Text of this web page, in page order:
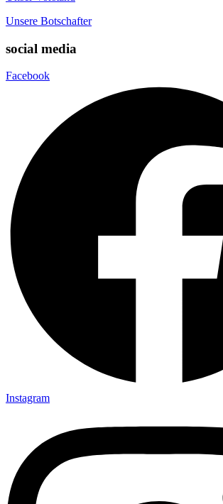
Unsere Botschafter
social media
Facebook
Instagram